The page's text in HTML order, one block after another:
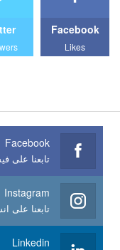
Facebook
Likes
Facebook
تابعنا على
Instagram
تابعنا على
Linkedin